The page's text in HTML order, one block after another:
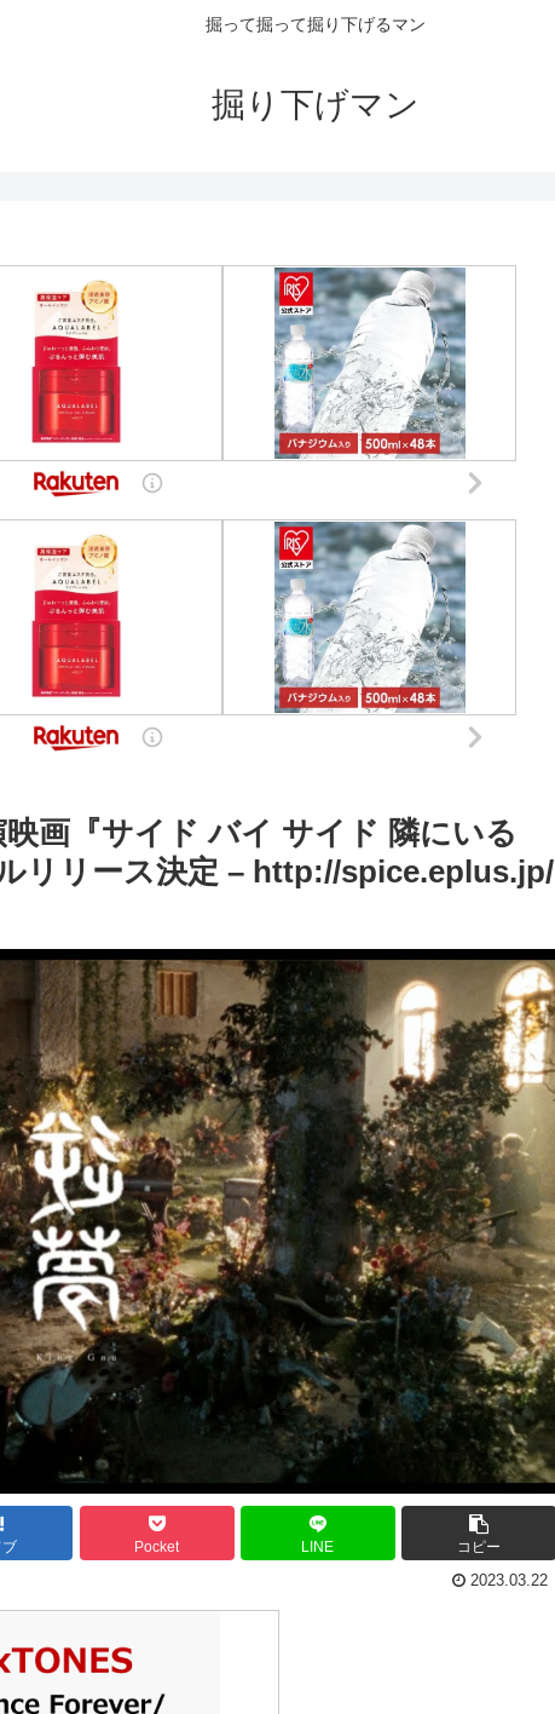
掘って掘って掘り下げるマン
掘り下げマン
画『サイド バイ サイド 隣にいる
リリース決定 – http://spice.eplus.jp/
ブ Pocket LINE コピー
2023.03.22